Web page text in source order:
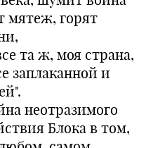
мятеж, горят
та ж, моя страна,
заплаканной и
неотразимого
Блока в том,